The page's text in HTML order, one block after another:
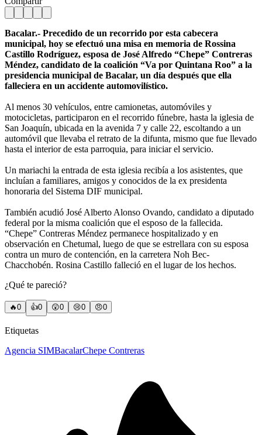
Bacalar.- Precedido de un recorrido por esta cabecera
municipal, hoy se efectuó una misa en memoria de Rossina
Castillo Rodríguez, esposa de José Alfredo “Chepe” Contreras
Méndez, candidato de la coalición “Va por Quintana Roo” a la
presidencia municipal de Bacalar, un día después que ella
falleciera en un accidente automovilístico.
Al menos 30 vehículos, entre camionetas, automóviles y
motocicletas, participaron en el recorrido fúnebre, hasta la iglesia de
San Joaquín, ubicada en la avenida 7 y calle 22, escoltando a un
automóvil que llevaba el retrato de la difunta, mismo que fue llevado
hasta el interior de esta parroquia, para iniciar el servicio.
Un mariachi la entrada de esta iglesia recibía a los asistentes, que
incluían a familiares, amigos y conocidos de la ex presidenta
honoraria del Sistema DIF municipal.
También acudió José Alberto Alonso Ovando, candidato a diputado
federal por la misma coalición que el esposo de la fallecida.
“Chepe” Contreras Méndez permanece hospitalizado y en
observación en Chetumal, luego de que se estrellara con su esposa
contra un muro de contención, en la carretera Noh Bec-
Chacchobén. Rosina Castillo falleció en el lugar de los hechos.
¿Qué te pareció?
🔥0 👍0 😲0 😢0 😠0
Etiquetas
Agencia SIMBacalarChepe Contreras